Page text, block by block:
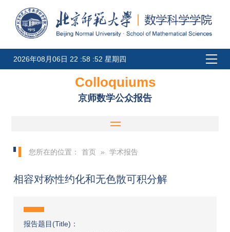
2026年08月06日 22 :58 :52 星期四
Colloquiums
京师数学公众报告
您所在的位置： 首页 » 学术报告
相容对称性约化和无色散可积分解
报告题目(Title)：